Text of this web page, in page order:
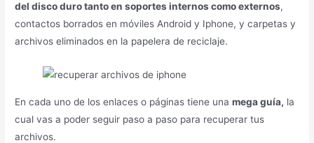
del disco duro tanto en soportes internos como externos,
contactos borrados en móviles Android y Iphone, y carpetas y
archivos eliminados en la papelera de reciclaje.
En cada uno de los enlaces o páginas tiene unamega guía, la
cual vas a poder seguir paso a paso para recuperar tus
archivos.